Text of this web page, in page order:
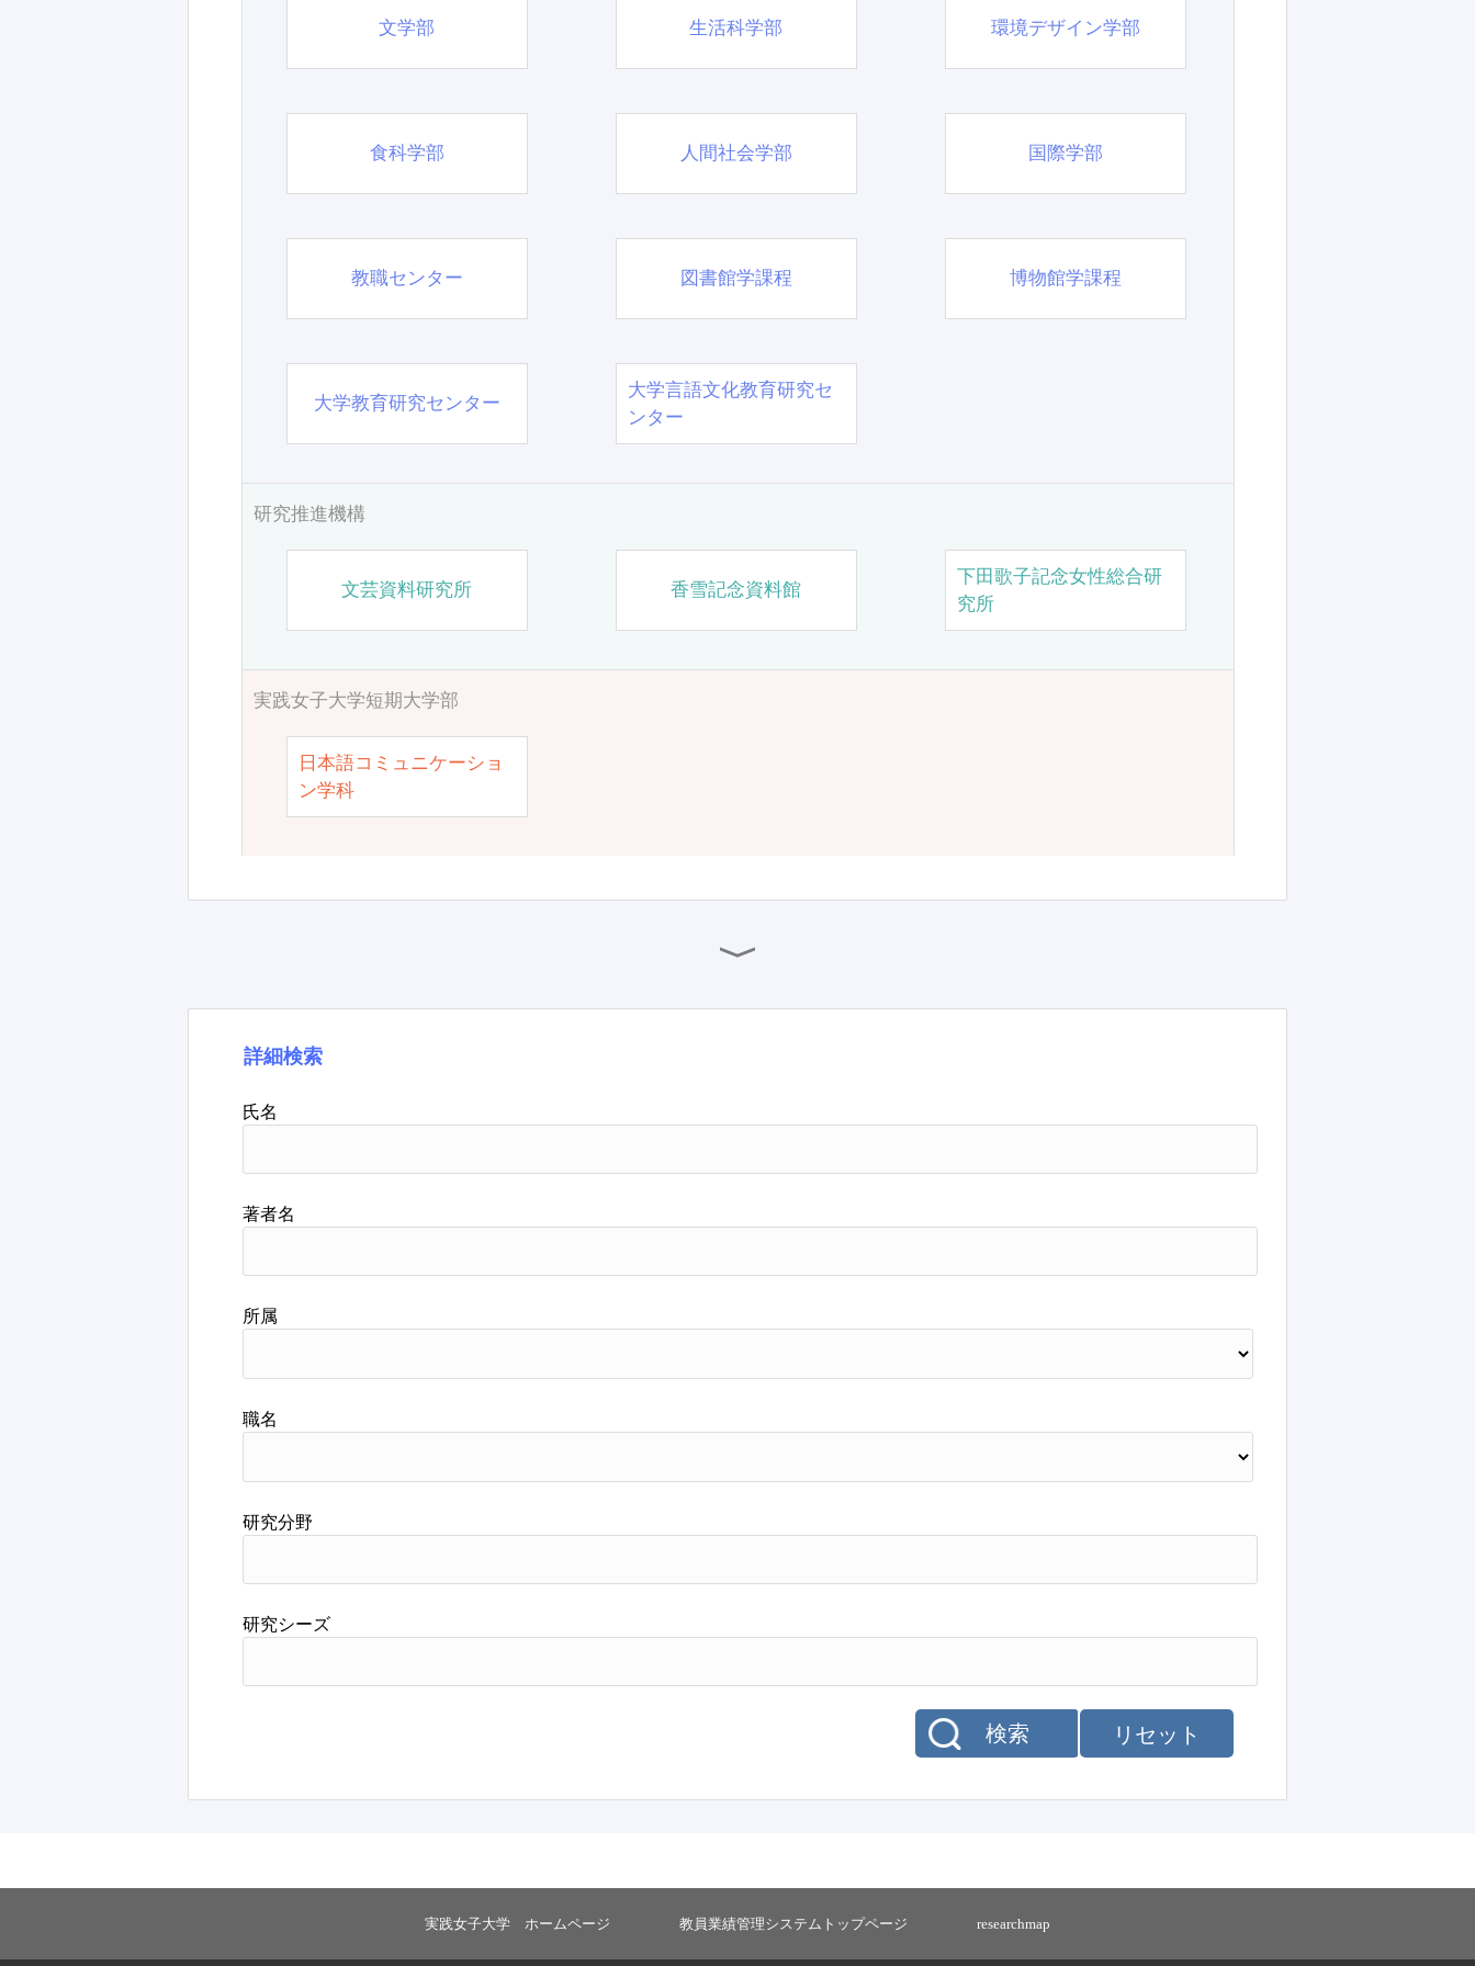
文学部 生活科学部 環境デザイン学部
食科学部 人間社会学部 国際学部
教職センター 図書館学課程 博物館学課程
大学教育研究センター
大学言語文化教育研究セ
ンター
研究推進機構
文芸資料研究所 香雪記念資料館
下田歌子記念女性総合研
究所
実践女子大学短期大学部
日本語コミュニケーショ
ン学科
詳細検索
氏名
著者名
所属
職名
研究分野
研究シーズ
リセット
検索
実践女子大学 ホームページ 教員業績管理システムトップページ researchmap